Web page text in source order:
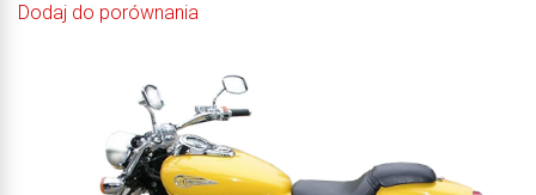
Dodaj do porównania